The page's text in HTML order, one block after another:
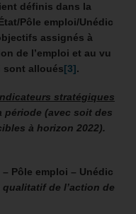
définis dans la
Pôle emploi/Unédic
assignés à
de l’emploi et au vu
sont alloués[3].
stratégiques
période (avec soit des
à horizon 2022).
Pôle emploi – Unédic
de l’action de